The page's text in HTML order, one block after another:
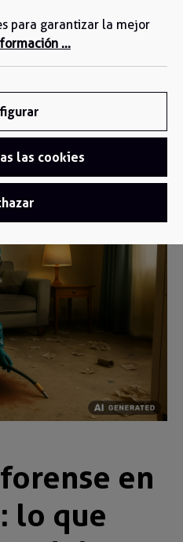
en
lo que
para garantizar la mejor
...
las cookies